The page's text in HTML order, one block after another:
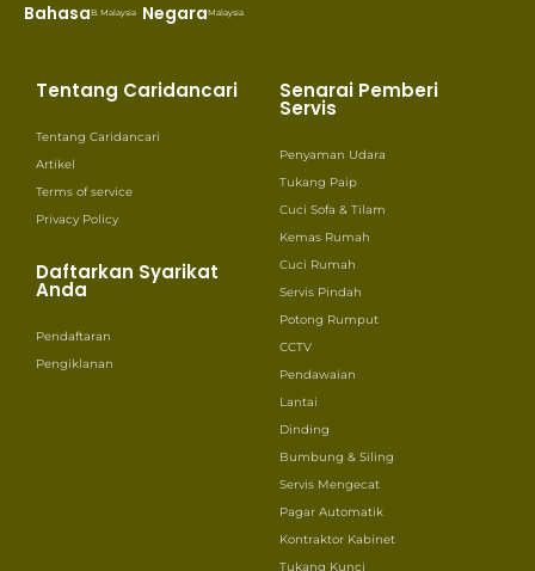
BahasaB. Malaysia NegaraMalaysia
Tentang Caridancari
Tentang Caridancari
Artikel
Terms of service
Privacy Policy
Daftarkan Syarikat
Anda
Pendaftaran
Pengiklanan
Senarai Pemberi
Servis
Penyaman Udara
Tukang Paip
Cuci Sofa & Tilam
Kemas Rumah
Cuci Rumah
Servis Pindah
Potong Rumput
CCTV
Pendawaian
Lantai
Dinding
Bumbung & Siling
Servis Mengecat
Pagar Automatik
Kontraktor Kabinet
Tukang Kunci